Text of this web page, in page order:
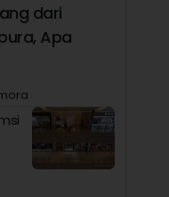
dari
Apa